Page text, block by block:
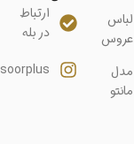
لباس
عروس
مدل
مانتو
ارتباط
در بله
soorplus@